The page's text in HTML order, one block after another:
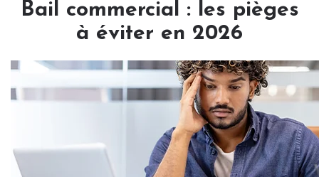
Bail commercial : les pièges
à éviter en 2026